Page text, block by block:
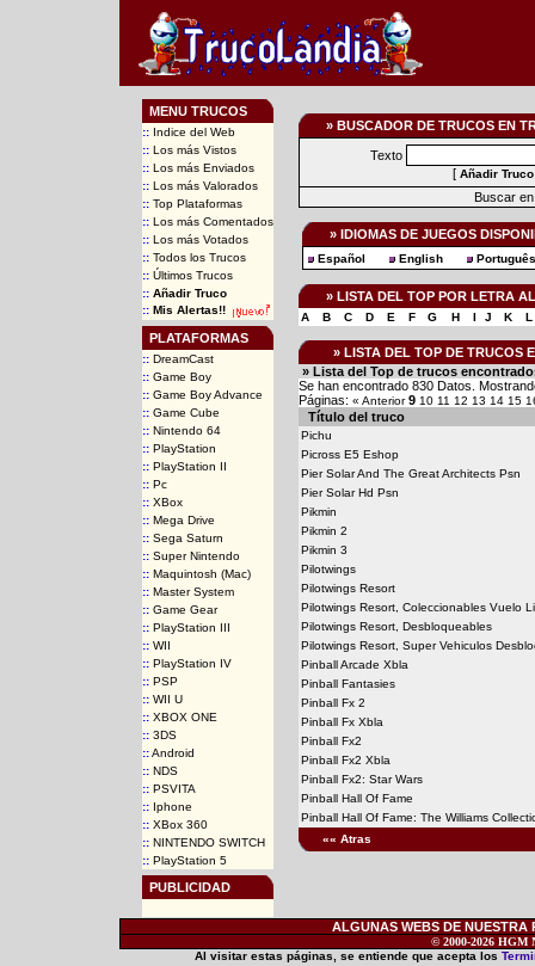
MENU TRUCOS
::Indice del Web
::Los más Vistos
::Los más Enviados
::Los más Valorados
::Top Plataformas
::Los más Comentados
::Los más Votados
::Todos los Trucos
::Últimos Trucos
:: Añadir Truco
:: Mis Alertas!!
PLATAFORMAS
::DreamCast
::Game Boy
::Game Boy Advance
::Game Cube
::Nintendo 64
::PlayStation
::PlayStation II
::Pc
::XBox
::Mega Drive
::Sega Saturn
::Super Nintendo
::Maquintosh (Mac)
::Master System
::Game Gear
::PlayStation III
::WII
::PlayStation IV
::PSP
::WII U
::XBOX ONE
::3DS
::Android
::NDS
::PSVITA
::Iphone
::XBox 360
::NINTENDO SWITCH
::PlayStation 5
PUBLICIDAD
» BUSCADOR DE TRUCOS EN
Texto
[ Añadir Truco
Buscar
» IDIOMAS DE JUEGOS
Español English Português
» LISTA DEL TOP POR LETRA
A B C D E F G H I J K L
» LISTA DEL TOP DE TRUCOS
» Lista del Top de trucos
Se han encontrado 830 Datos.
Páginas: « Anterior 9 10 11 12 13 14 15
Título del truco
Pichu
Picross E5 Eshop
Pier Solar And The Great Architects Psn
Pier Solar Hd Psn
Pikmin
Pikmin 2
Pikmin 3
Pilotwings
Pilotwings Resort
Pilotwings Resort, Coleccionables Vuelo
Pilotwings Resort, Desbloqueables
Pilotwings Resort, Super Vehiculos
Pinball Arcade Xbla
Pinball Fantasies
Pinball Fx 2
Pinball Fx Xbla
Pinball Fx2
Pinball Fx2 Xbla
Pinball Fx2: Star Wars
Pinball Hall Of Fame
Pinball Hall Of Fame: The Williams
«« Atras
ALGUNAS WEBS DE NUESTRA
© 2000-2026 HGM
Al visitar estas páginas, se entiende que acepta los